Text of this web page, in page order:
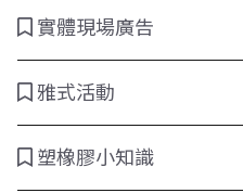
實體現場廣告
雅式活動
塑橡膠小知識